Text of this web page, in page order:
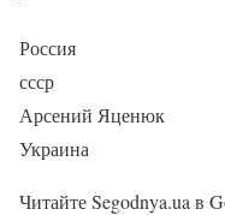
Россия
ссср
Арсений Яценюк
Украина
Читайте Segodnya.ua в